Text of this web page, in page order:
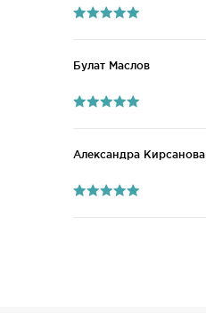
Булат Маслов
Александра Кирсанова